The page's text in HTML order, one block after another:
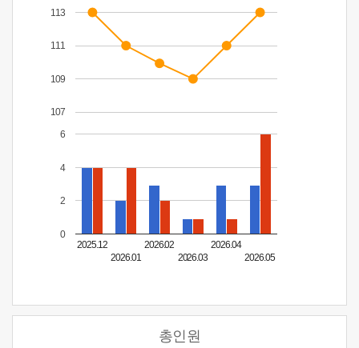
2025.12
2026.01
2026.02
2026.03
2026.04
2026.05
0
2
4
6
107
109
111
113
총인원